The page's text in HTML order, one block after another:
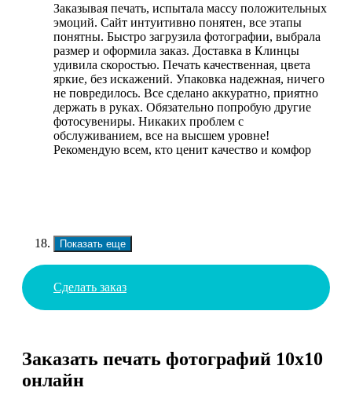
Заказывая печать, испытала массу положительных
эмоций. Сайт интуитивно понятен, все этапы
понятны. Быстро загрузила фотографии, выбрала
размер и оформила заказ. Доставка в Клинцы
удивила скоростью. Печать качественная, цвета
яркие, без искажений. Упаковка надежная, ничего
не повредилось. Все сделано аккуратно, приятно
держать в руках. Обязательно попробую другие
фотосувениры. Никаких проблем с
обслуживанием, все на высшем уровне!
Рекомендую всем, кто ценит качество и комфор
Показать еще
Сделать заказ
Заказать печать фотографий 10х10
онлайн